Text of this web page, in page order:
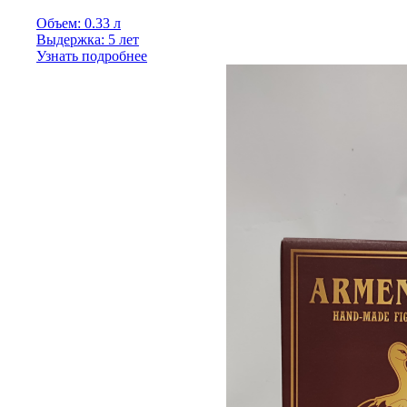
Объем: 0.33 л
Выдержка: 5 лет
Узнать подробнее